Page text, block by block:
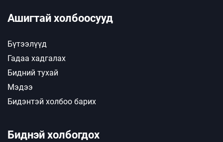
Ашигтай холбоосууд
Бүтээлүүд
Гадаа хадгалах
Бидний тухай
Мэдээ
Бидэнтэй холбоо барих
Биднэй холбогдох